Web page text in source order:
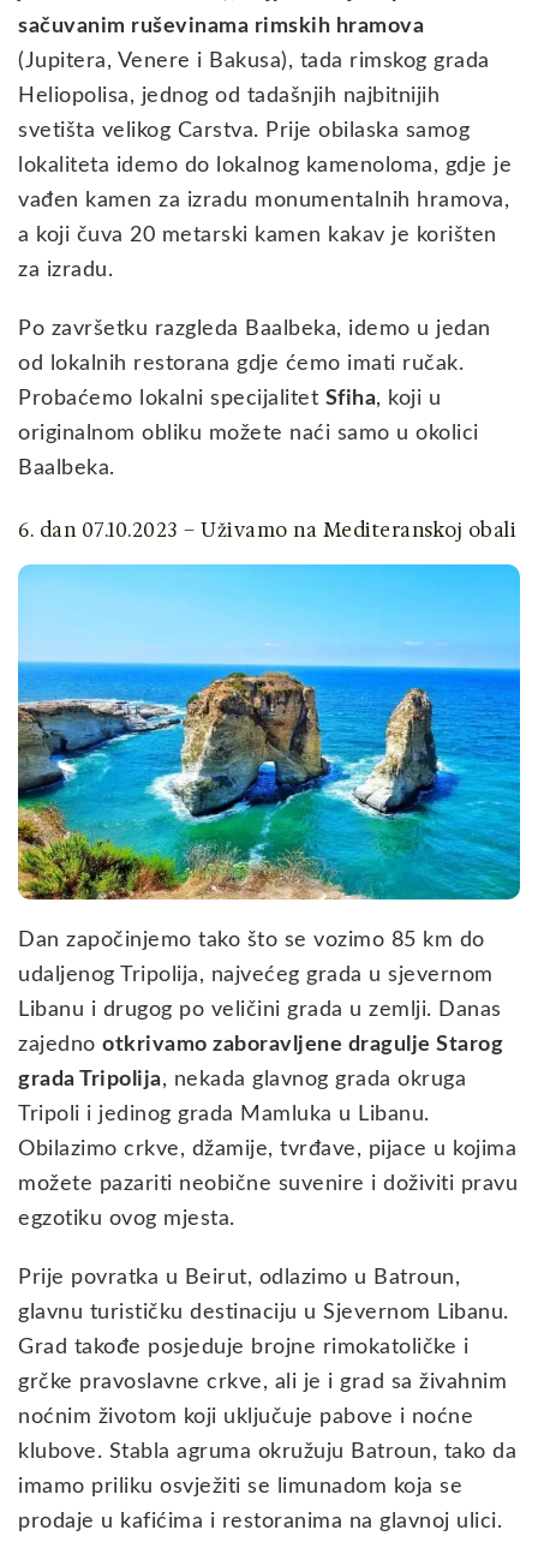
sačuvanim ruševinama rimskih hramova
(Jupitera, Venere i Bakusa), tada rimskog grada
Heliopolisa, jednog od tadašnjih najbitnijih
svetišta velikog Carstva. Prije obilaska samog
lokaliteta idemo do lokalnog kamenoloma, gdje je
vađen kamen za izradu monumentalnih hramova,
a koji čuva 20 metarski kamen kakav je korišten
za izradu.
Po završetku razgleda Baalbeka, idemo u jedan
od lokalnih restorana gdje ćemo imati ručak.
Probaćemo lokalni specijalitet Sfiha, koji u
originalnom obliku možete naći samo u okolici
Baalbeka.
6. dan 07.10.2023 – Uživamo na Mediteranskoj obali
Dan započinjemo tako što se vozimo 85 km do
udaljenog Tripolija, najvećeg grada u sjevernom
Libanu i drugog po veličini grada u zemlji. Danas
zajedno otkrivamo zaboravljene dragulje Starog
grada Tripolija, nekada glavnog grada okruga
Tripoli i jedinog grada Mamluka u Libanu.
Obilazimo crkve, džamije, tvrđave, pijace u kojima
možete pazariti neobične suvenire i doživiti pravu
egzotiku ovog mjesta.
Prije povratka u Beirut, odlazimo u Batroun,
glavnu turističku destinaciju u Sjevernom Libanu.
Grad takođe posjeduje brojne rimokatoličke i
grčke pravoslavne crkve, ali je i grad sa živahnim
noćnim životom koji uključuje pabove i noćne
klubove. Stabla agruma okružuju Batroun, tako da
imamo priliku osvježiti se limunadom koja se
prodaje u kafićima i restoranima na glavnoj ulici.